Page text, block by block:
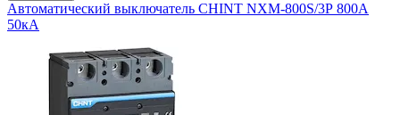
Автоматический выключатель CHINT NXM-800S/3Р 800A
50кА